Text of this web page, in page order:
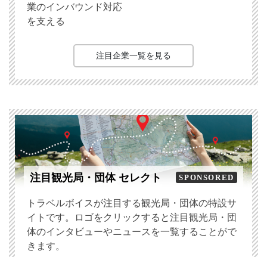
業のインバウンド対応
を支える
注目企業一覧を見る
注目観光局・団体 セレクト SPONSORED
トラベルボイスが注目する観光局・団体の特設サ
イトです。ロゴをクリックすると注目観光局・団
体のインタビューやニュースを一覧することがで
きます。